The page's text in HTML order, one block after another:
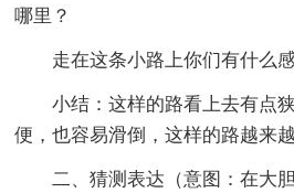
哪里？
走在这条小路上你们有什么
小结：这样的路看上去有点
便，也容易滑倒，这样的路越来越
二、猜测表达（意图：在大